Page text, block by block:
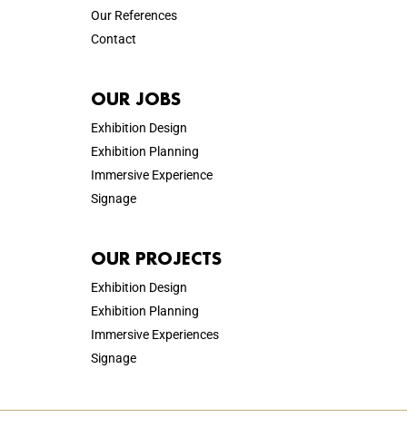
Our References
Contact
OUR JOBS
Exhibition Design
Exhibition Planning
Immersive Experience
Signage
OUR PROJECTS
Exhibition Design
Exhibition Planning
Immersive Experiences
Signage